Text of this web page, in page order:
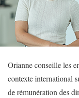
Orianne conseille les
contexte international
de rémunération des